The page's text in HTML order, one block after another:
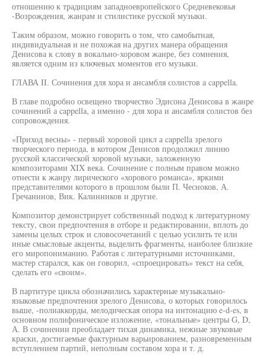
отношению к традициям западноевропейского Средневековья
-Возрождения, жанрам и стилистике русской музыки.
Таким образом, можно говорить о том, что самобытная,
индивидуальная и не похожая на других манера обращения
Денисова к слову в вокально-хоровом жанре, без сомнения,
является одним из ключевых моментов его музыки.
ГЛАВА II. Сочинения для хора и ансамбля солистов а cappella.
В главе подробно освещено творчество Эдисона Денисова в жанре
сочинений а cappella, а именно - для хора и ансамбля солистов без
сопровождения.
«Приход весны» - первый хоровой цикл а cappella зрелого
творческого периода, в котором Денисов продолжил линию
русской классической хоровой музыки, заложенную
композиторами XIX века. Сочинение с полным правом можно
отнести к жанру лирического «хорового романса», яркими
представителями которого в прошлом были П. Чесноков, А.
Гречанинов, Вик. Калинников и другие.
Композитор демонстрирует собственный подход к литературному
тексту, свои предпочтения в отборе и редактировании, вплоть до
замены целых строк и словосочетаний с целью усилить те или
иные смысловые акценты, выделить фрагменты, наиболее близкие
его миропониманию. Работая с литературными источниками,
мастер старался, как он говорил, «спроецировать» текст на себя,
сделать его «своим».
В партитуре цикла обозначились характерные музыкально-
языковые предпочтения зрелого Денисова, о которых говорилось
выше, -полиаккорды, мелодическая опора на интонацию e-d-es, в
основном полифоническое изложение, «тональные» центры G, D,
А. В сочинении преобладает тихая динамика, нежные звуковые
краски, достигаемые фактурным варьированием, разновременным
вступлением партий, неполным составом хора и т. д.